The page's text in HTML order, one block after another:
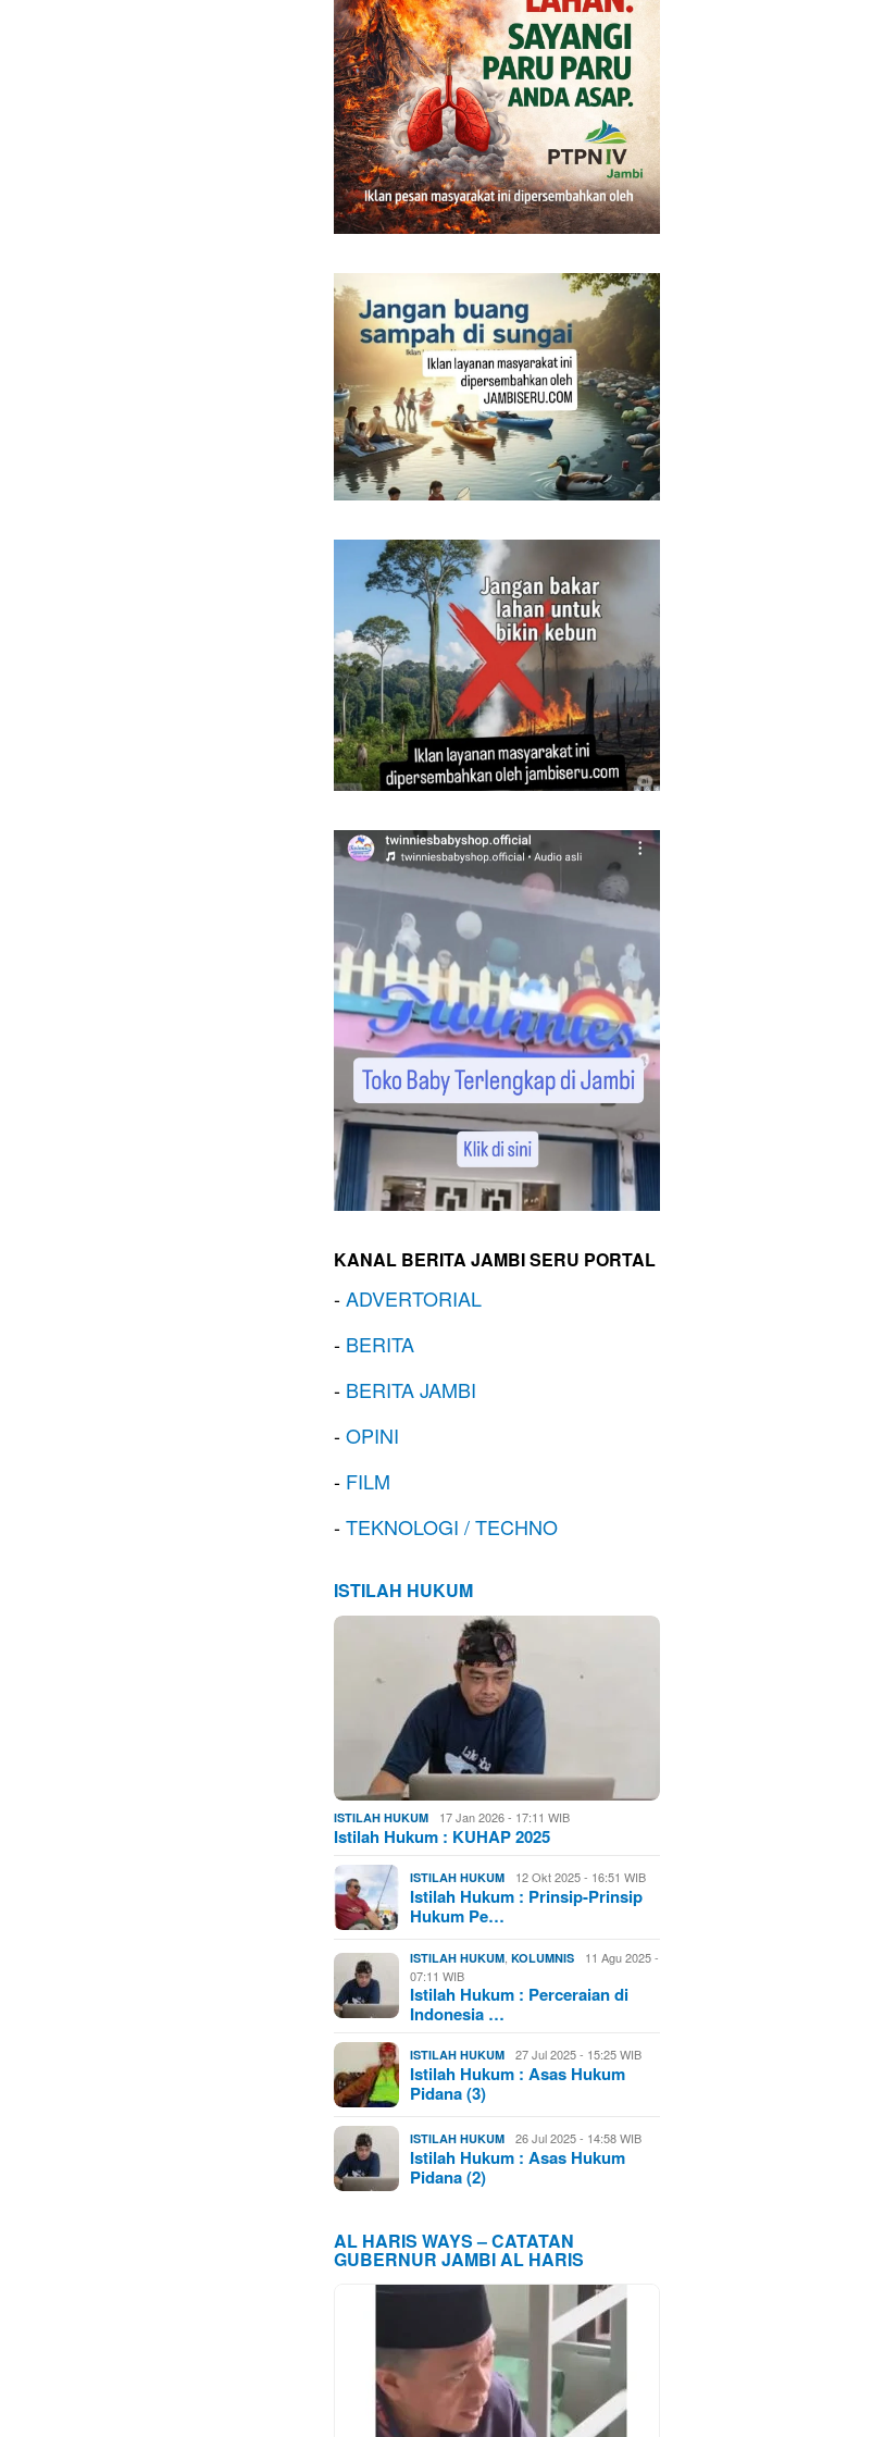
KANAL BERITA JAMBI SERU PORTAL
-ADVERTORIAL
- BERITA
- BERITA JAMBI
-OPINI
- FILM
-TEKNOLOGI / TECHNO
ISTILAH HUKUM
ISTILAH HUKUM 17 Jan 2026 - 17:11 WIB
Istilah Hukum : KUHAP 2025
ISTILAH HUKUM 12 Okt 2025 - 16:51 WIB
Istilah Hukum : Prinsip-Prinsip
Hukum Pe…
ISTILAH HUKUM ,KOLUMNIS
11 Agu 2025 -
07:11 WIB
Istilah Hukum : Perceraian di
Indonesia …
ISTILAH HUKUM 27 Jul 2025 - 15:25 WIB
Istilah Hukum : Asas Hukum
Pidana (3)
ISTILAH HUKUM 26 Jul 2025 - 14:58 WIB
Istilah Hukum : Asas Hukum
Pidana (2)
AL HARIS WAYS – CATATAN
GUBERNUR JAMBI AL HARIS